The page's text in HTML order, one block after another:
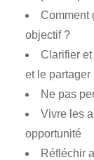
Comment
objectif ?
Clarifier
et le
Ne pas
Vivre les
opportunité
Réfléchir